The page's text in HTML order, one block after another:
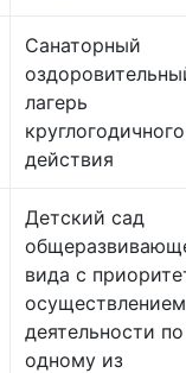
Санаторный
лагерь
круглогодичного
действия
Детский сад
вида с
осуществлением
деятельности по
одному из